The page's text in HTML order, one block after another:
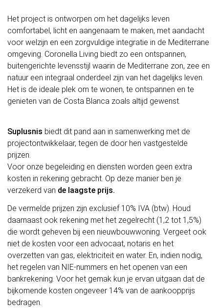
Het project is ontworpen om het dagelijks leven
comfortabel, licht en aangenaam te maken, met aandacht
voor welzijn en een zorgvuldige integratie in de Mediterrane
omgeving. Coronella Living biedt zo een ontspannen,
buitengerichte levensstijl waarin de Mediterrane zon, zee en
natuur een integraal onderdeel zijn van het dagelijks leven.
Het is de ideale plek om te wonen, te ontspannen en te
genieten van de Costa Blanca zoals altijd gewenst.
Suplusnis biedt dit pand aan in samenwerking met de
projectontwikkelaar, tegen de door hen vastgestelde
prijzen.
Voor onze begeleiding en diensten worden geen extra
kosten in rekening gebracht. Op deze manier ben je
verzekerd van de laagste prijs.
De vermelde prijzen zijn exclusief 10% IVA (btw). Houd
daarnaast ook rekening met het zegelrecht (1,2 tot 1,5%)
die wordt geheven bij een nieuwbouwwoning. Vergeet ook
niet de kosten voor een advocaat, notaris en het
overzetten van gas, elektriciteit en water. En, indien nodig,
het regelen van NIE-nummers en het openen van een
bankrekening. Voor het gemak kun je ervan uitgaan dat de
bijkomende kosten ongeveer 14% van de aankoopprijs
bedragen.